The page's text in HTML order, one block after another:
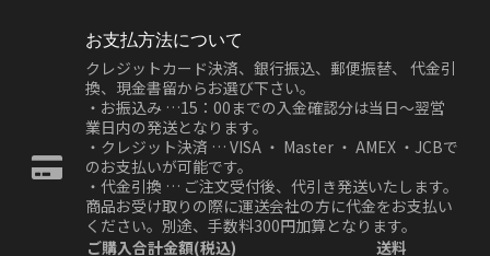
お支払方法について
クレジットカード決済、銀行振込、郵便振替、 代金引
換、現金書留からお選び下さい。
・お振込み …15：00までの入金確認分は当日～翌営
業日内の発送となります。
・クレジット決済 … VISA ・ Master ・ AMEX ・JCBで
のお支払いが可能です。
・代金引換 … ご注文受付後、代引き発送いたします。
商品お受け取りの際に運送会社の方に代金をお支払い
ください。別途、手数料300円加算となります。
ご購入合計金額(税込)
送料